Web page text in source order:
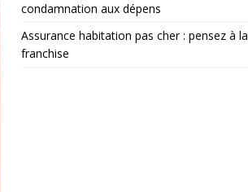
condamnation aux dépens
Assurance habitation pas cher : pensez à la
franchise